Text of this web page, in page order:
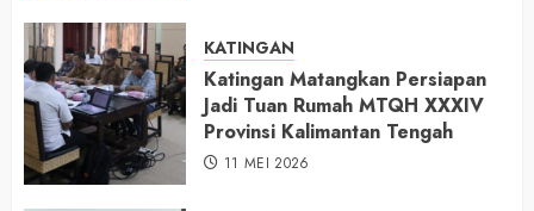
KATINGAN
Katingan Matangkan Persiapan
Jadi Tuan Rumah MTQH XXXIV
Provinsi Kalimantan Tengah
11 MEI 2026